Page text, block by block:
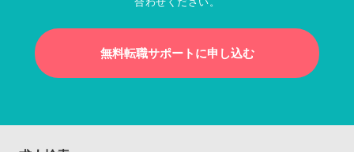
無料転職サポートに申し込む